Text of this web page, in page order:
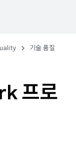
기술 품질
프로